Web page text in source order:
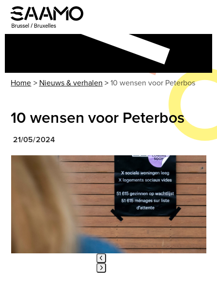
Skip
content
Open
mobile
Close
mobile
Home > Nieuws & verhalen >10 wensen voor Peterbos
10 wensen voor Peterbos
21/05/2024
the